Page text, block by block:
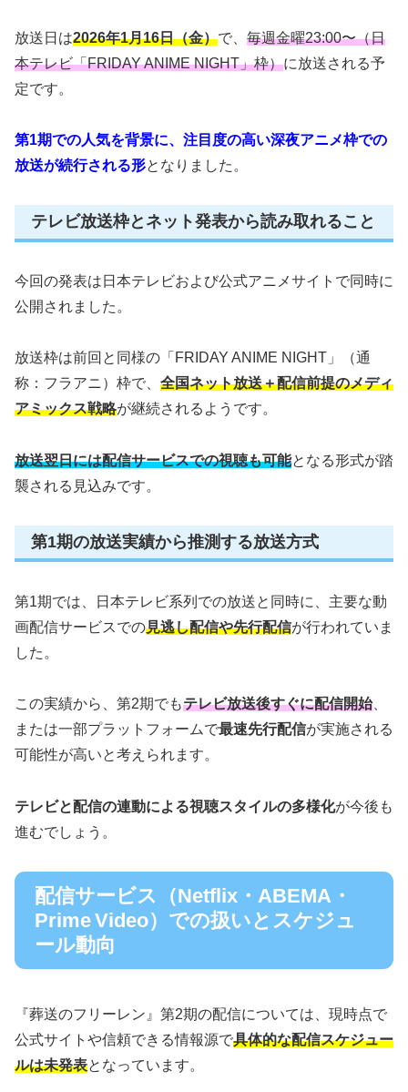
放送日は2026年1月16日（金）で、 毎週金曜23:00〜（日
本テレビ「FRIDAY ANIME NIGHT」枠）に放送される予
定です。
第1期での人気を背景に、注目度の高い深夜アニメ枠での
放送が続行される形となりました。
テレビ放送枠とネット発表から読み取れること
今回の発表は日本テレビおよび公式アニメサイトで同時に
公開されました。
放送枠は前回と同様の「FRIDAY ANIME NIGHT」（通
称：フラアニ）枠で、 全国ネット放送＋配信前提のメディ
アミックス戦略が継続されるようです。
放送翌日には配信サービスでの視聴も可能となる形式が踏
襲される見込みです。
第1期の放送実績から推測する放送方式
第1期では、日本テレビ系列での放送と同時に、主要な動
画配信サービスでの見逃し配信や先行配信が行われていま
した。
この実績から、第2期でもテレビ放送後すぐに配信開始、
または一部プラットフォームで最速先行配信が実施される
可能性が高いと考えられます。
テレビと配信の連動による視聴スタイルの多様化が今後も
進むでしょう。
配信サービス（Netflix・ABEMA・
Prime Video）での扱いとスケジュ
ール動向
『葬送のフリーレン』第2期の配信については、現時点で
公式サイトや信頼できる情報源で具体的な配信スケジュー
ルは未発表となっています。